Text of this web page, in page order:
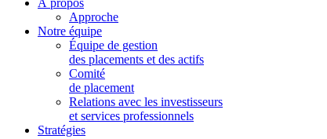
Approche
Notre équipe
Équipe de gestion
des placements et des actifs
Comité
de placement
Relations avec les investisseurs
et services professionnels
Stratégies